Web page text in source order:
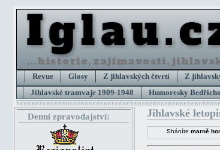
Revue Glosy Z jihlavských čtvrtí Z
Jihlavské tramvaje 1909-1948
Humoresky
Denní zpravodajství: Jihlavské
Sháníte marně